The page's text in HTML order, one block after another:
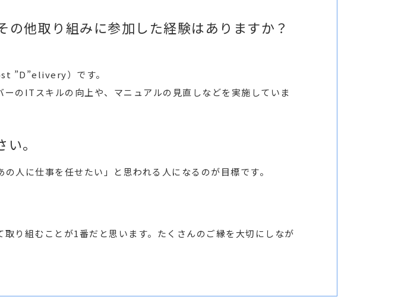
他取り組みに参加した経験はありますか？
”D”elivery）です。
のITスキルの向上や、マニュアルの見直しなどを実施していま
。
人に仕事を任せたい」と思われる人になるのが目標です。
り組むことが1番だと思います。たくさんのご縁を大切にしなが